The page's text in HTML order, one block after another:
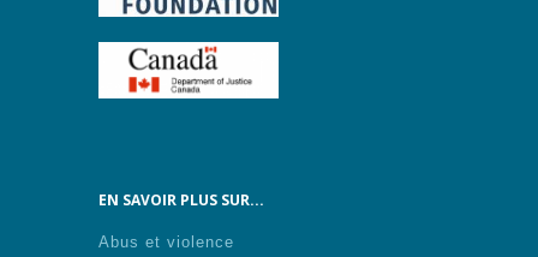
EN SAVOIR PLUS SUR...
Abus et violence